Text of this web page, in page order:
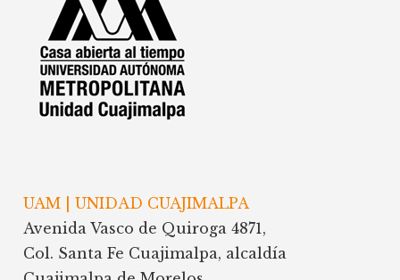
UAM | UNIDAD CUAJIMALPA
Avenida Vasco de Quiroga 4871,
Col. Santa Fe Cuajimalpa, alcaldía